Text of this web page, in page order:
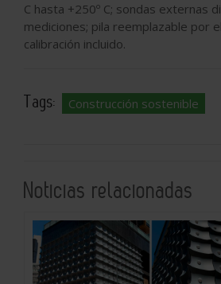
C hasta +250º C; sondas externas
mediciones; pila reemplazable por
calibración incluido.
Tags: Construcción sostenible
Noticias relacionadas